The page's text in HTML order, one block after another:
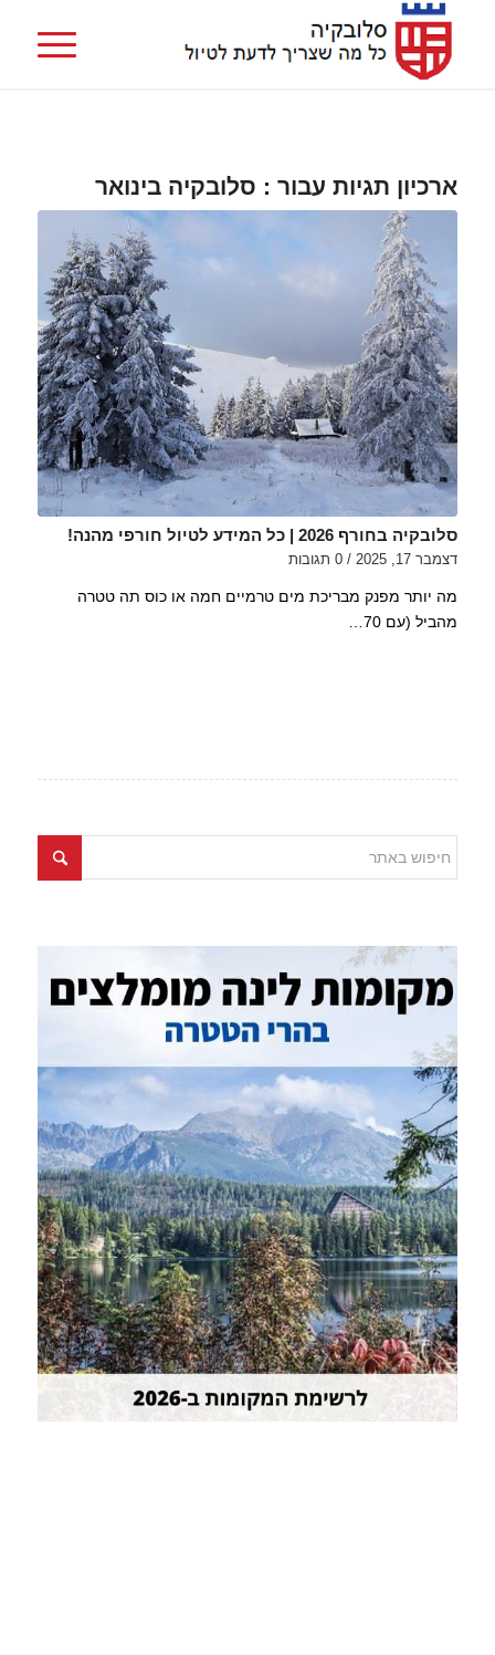
ארכיון תגיות עבור : סלובקיה בינואר
סלובקיה בחורף 2026 | כל המידע לטיול חורפי מהנה!
דצמבר 17, 2025 / 0 תגובות
מה יותר מפנק מבריכת מים טרמיים חמה או כוס תה טטרה
מהביל (עם 70…